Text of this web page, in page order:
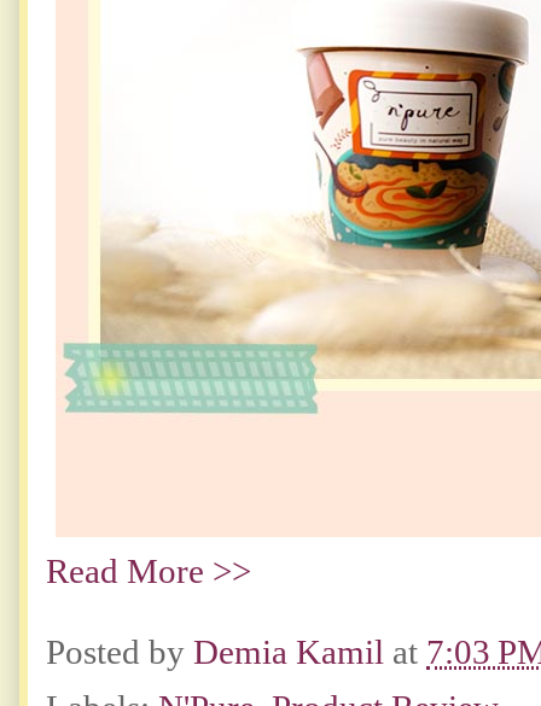
Read More >>
Posted by Demia Kamil at 7:03